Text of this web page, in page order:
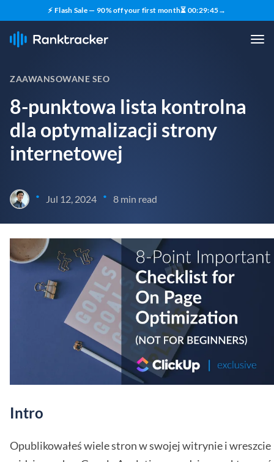
⚡ Flash Sale — 90% off your first month⏳ 00:29:44→
ZAAWANSOWANE SEO
8-punktowa lista kontrolna
dla optymalizacji strony
internetowej
• Jul 12, 2024 • 8 min read
Intro
Opublikowałeś wiele stron w swojej witrynie i wreszcie